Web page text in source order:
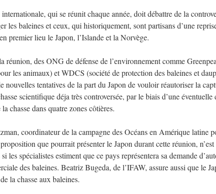
internationale, qui se réunit chaque année, doit débattre de la
les baleines et ceux, qui historiquement, sont partisans d’une
premier lieu le Japon, l’Islande et la Norvège.
réunion, des ONG de défense de l’environnement comme
les animaux) et WDCS (société de protection des baleines et
nouvelles tentatives de la part du Japon de vouloir réautoriser la
scientifique déja très controversée, par le biais d’une éventuelle
chasse dans quatre zones côtières.
coordinateur de la campagne des Océans en Amérique latine
que pourrait présenter le Japon durant cette réunion,
les spécialistes estiment que ce pays représentera sa demande
des baleines. Beatriz Bugeda, de l’IFAW, assure aussi que le
la chasse aux baleines.